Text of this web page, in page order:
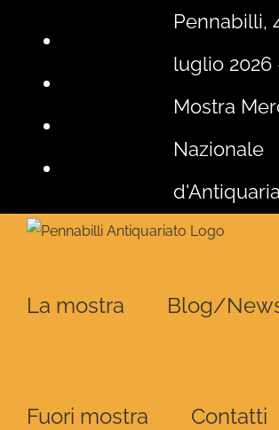
Pennabilli,
luglio 2026
Mostra
Nazionale
La mostra Blog/
Fuori mostra Contatti